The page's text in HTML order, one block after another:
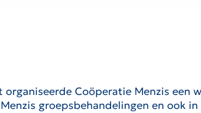
organiseerde Coöperatie Menzis een
groepsbehandelingen en ook